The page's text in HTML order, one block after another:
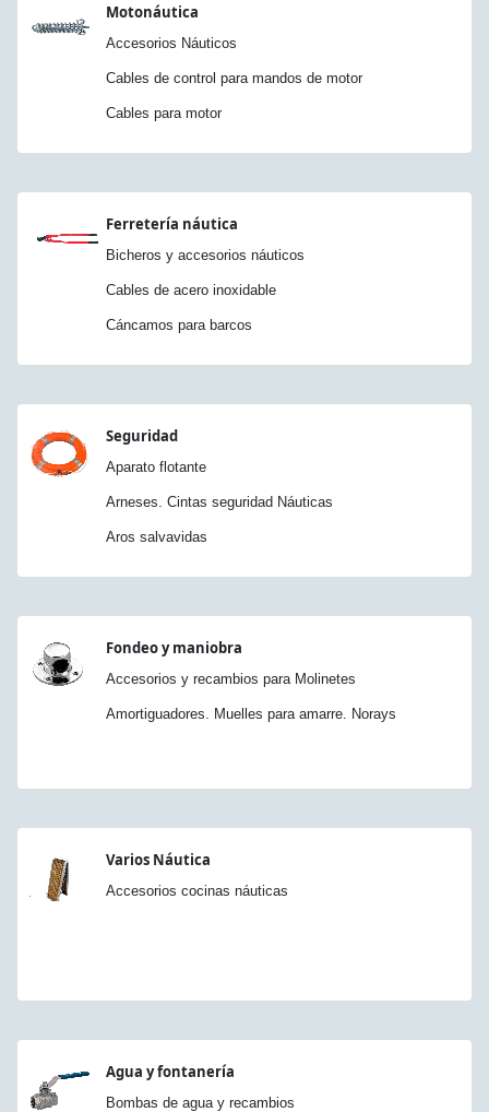
Motonáutica
Accesorios Náuticos
Cables de control para mandos de motor
Cables para motor
Ferretería náutica
Bicheros y accesorios náuticos
Cables de acero inoxidable
Cáncamos para barcos
Seguridad
Aparato flotante
Arneses. Cintas seguridad Náuticas
Aros salvavidas
Fondeo y maniobra
Accesorios y recambios para Molinetes
Amortiguadores. Muelles para amarre. Norays
Varios Náutica
Accesorios cocinas náuticas
Agua y fontanería
Bombas de agua y recambios